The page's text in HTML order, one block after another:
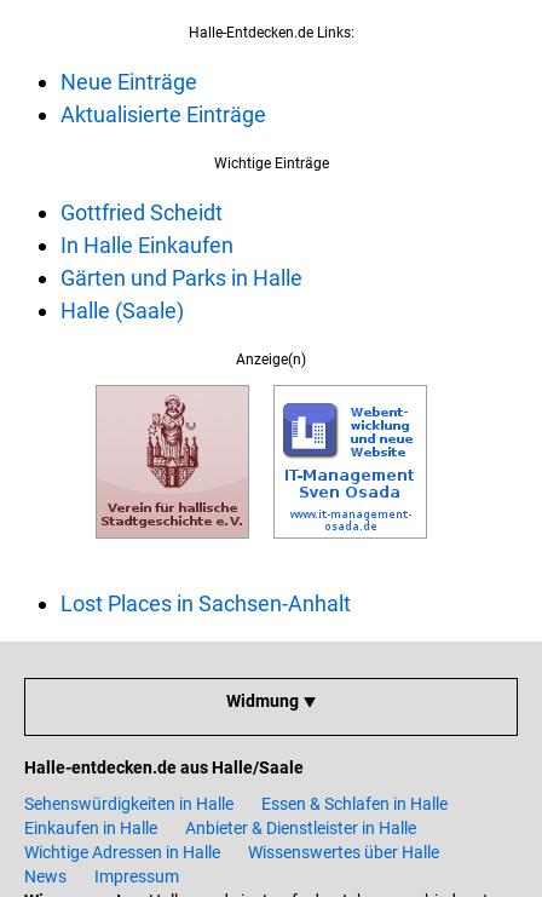
Halle-Entdecken.de Links:
Neue Einträge
Aktualisierte Einträge
Wichtige Einträge
Gottfried Scheidt
In Halle Einkaufen
Gärten und Parks in Halle
Halle (Saale)
Anzeige(n)
Lost Places in Sachsen-Anhalt
Widmung ⯆
Halle-entdecken.de aus Halle/Saale
Sehenswürdigkeiten in Halle
Essen & Schlafen in Halle
Einkaufen in Halle
Anbieter & Dienstleister in Halle
Wichtige Adressen in Halle
Wissenswertes über Halle
News
Impressum